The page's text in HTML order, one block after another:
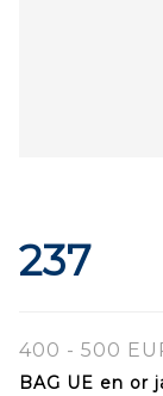
237
400 - 500
BAG UE en or